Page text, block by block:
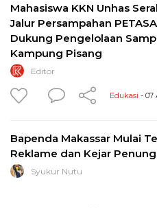
Mahasiswa KKN Unhas
Jalur Persampahan
Dukung Pengelolaan
Kampung Pisang
Editor
Edukasi - 07
Bapenda Makassar Mulai
Reklame dan Kejar
Syukur Nutu